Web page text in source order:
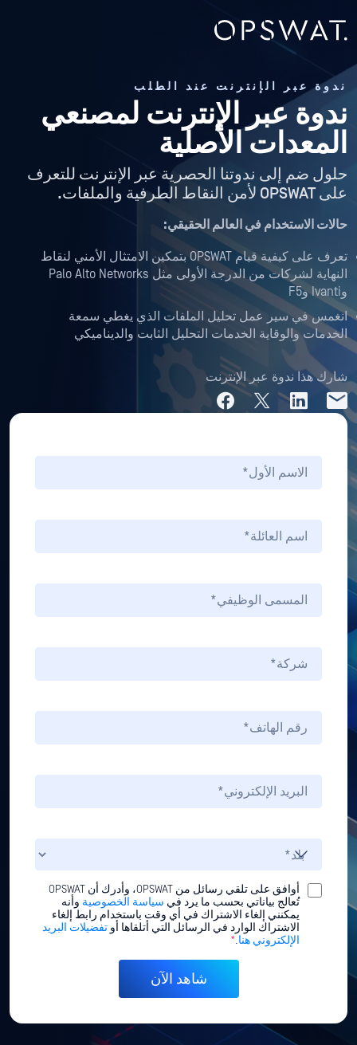
ندوة عبر الإنترنت عند الطلب
ندوة عبر الإنترنت لمصنعي
المعدات الأصلية
حلول ضم إلى ندوتنا الحصرية عبر الإنترنت للتعرف
على OPSWAT لأمن النقاط الطرفية والملفات.
حالات الاستخدام في العالم الحقيقي:
تعرف على كيفية قيام OPSWAT بتمكين الامتثال الأمني لنقاط
النهاية لشركات من الدرجة الأولى مثل Palo Alto Networks
وIvanti وF5
انغمس في سير عمل تحليل الملفات الذي يغطي سمعة
الخدمات والوقاية الخدمات التحليل الثابت والديناميكي
شارك هذا ندوة عبر الإنترنت
أوافق على تلقي رسائل من OPSWAT، وأدرك أن OPSWAT
تُعالج بياناتي بحسب ما يرد في سياسة الخصوصية وأنه
يمكنني إلغاء الاشتراك في أي وقت باستخدام رابط إلغاء
الاشتراك الوارد في الرسائل التي أتلقاها أو تفضيلات البريد
الإلكتروني هنا.
*